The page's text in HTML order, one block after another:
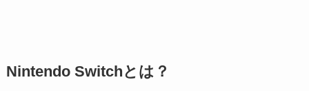
Nintendo Switchとは？